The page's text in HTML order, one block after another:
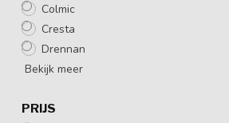
Colmic
Cresta
Drennan
Bekijk meer
PRIJS